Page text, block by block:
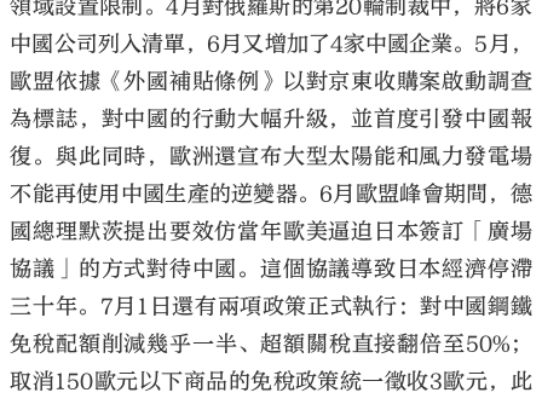
領域設置限制。4月對俄羅斯的第20輪制裁中，將6家
中國公司列入清單，6月又增加了4家中國企業。5月，
歐盟依據《外國補貼條例》以對京東收購案啟動調查
為標誌，對中國的行動大幅升級，並首度引發中國報
復。與此同時，歐洲還宣布大型太陽能和風力發電場
不能再使用中國生產的逆變器。6月歐盟峰會期間，德
國總理默茨提出要效仿當年歐美逼迫日本簽訂「廣場
協議」的方式對待中國。這個協議導致日本經濟停滯
三十年。7月1日還有兩項政策正式執行：對中國鋼鐵
免稅配額削減幾乎一半、超額關稅直接翻倍至50%；
取消150歐元以下商品的免稅政策統一徵收3歐元，此